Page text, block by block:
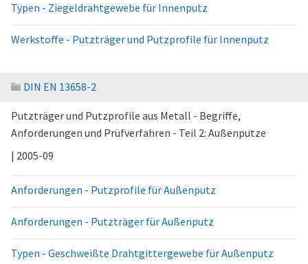
Typen - Ziegeldrahtgewebe für Innenputz
Werkstoffe - Putzträger und Putzprofile für Innenputz
DIN EN 13658-2
Putzträger und Putzprofile aus Metall - Begriffe,
Anforderungen und Prüfverfahren - Teil 2: Außenputze
| 2005-09
Anforderungen - Putzprofile für Außenputz
Anforderungen - Putzträger für Außenputz
Typen - Geschweißte Drahtgittergewebe für Außenputz